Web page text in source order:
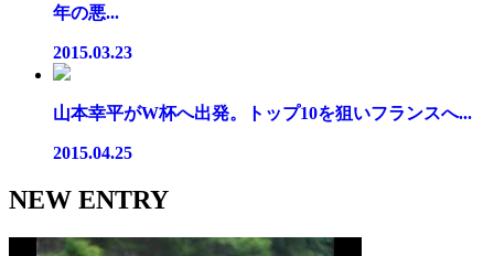
年の悪...
2015.03.23
山本幸平がW杯へ出発。トップ10を狙いフランスへ...
2015.04.25
NEW ENTRY